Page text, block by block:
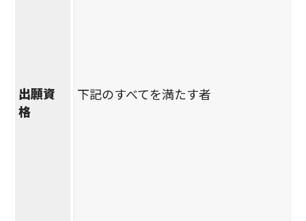
出願資
格
下記のすべてを満たす者